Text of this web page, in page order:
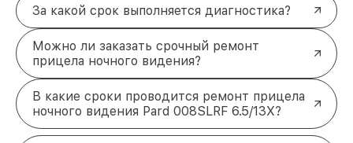
За какой срок выполняется диагностика?
Можно ли заказать срочный ремонт
прицела ночного видения?
В какие сроки проводится ремонт прицела
ночного видения Pard 008SLRF 6.5/13X?